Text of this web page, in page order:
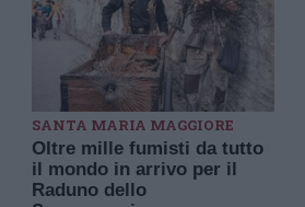
SANTA MARIA MAGGIORE
Oltre mille fumisti da tutto
il mondo in arrivo per il
Raduno dello